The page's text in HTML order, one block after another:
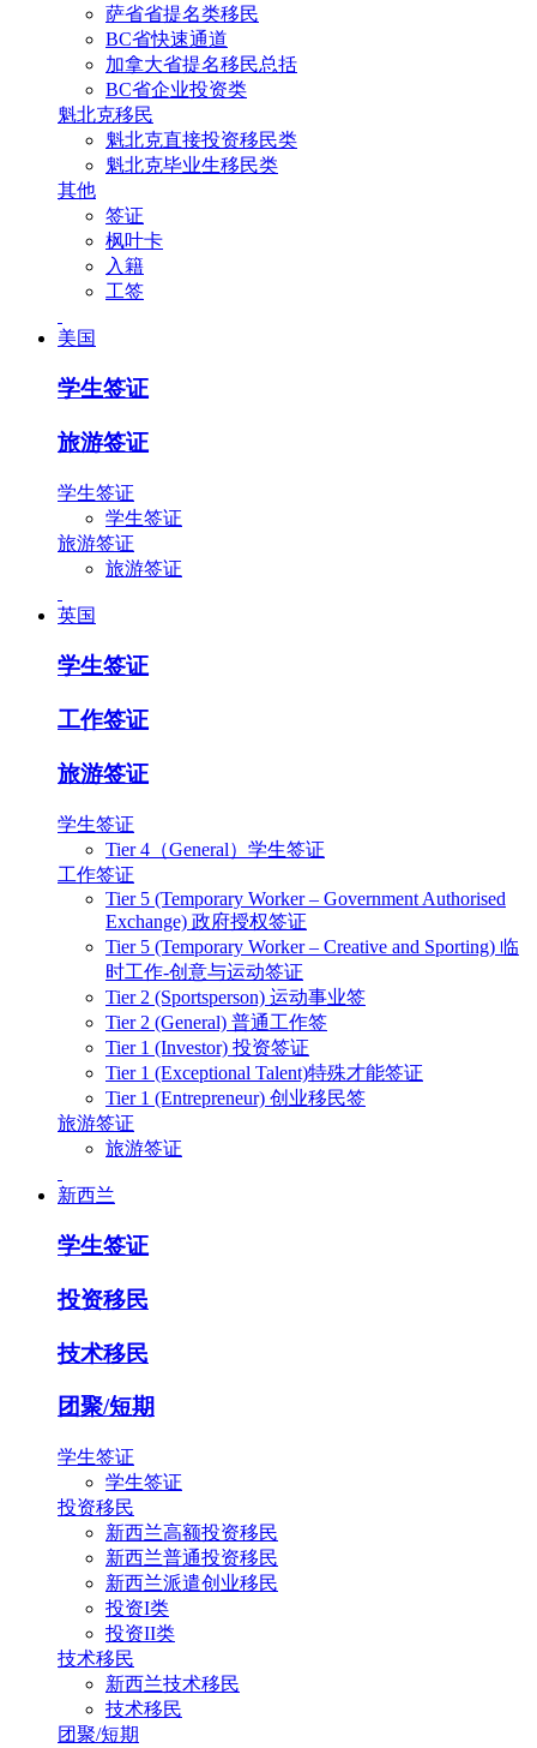
萨省省提名类移民
BC省快速通道
加拿大省提名移民总括
BC省企业投资类
魁北克移民
魁北克直接投资移民类
魁北克毕业生移民类
其他
签证
枫叶卡
入籍
工签
美国
学生签证
旅游签证
学生签证
学生签证
旅游签证
旅游签证
英国
学生签证
工作签证
旅游签证
学生签证
Tier 4（General）学生签证
工作签证
Tier 5 (Temporary Worker – Government Authorised
Exchange) 政府授权签证
Tier 5 (Temporary Worker – Creative and Sporting) 临
时工作-创意与运动签证
Tier 2 (Sportsperson) 运动事业签
Tier 2 (General) 普通工作签
Tier 1 (Investor) 投资签证
Tier 1 (Exceptional Talent)特殊才能签证
Tier 1 (Entrepreneur) 创业移民签
旅游签证
旅游签证
新西兰
学生签证
投资移民
技术移民
团聚/短期
学生签证
学生签证
投资移民
新西兰高额投资移民
新西兰普通投资移民
新西兰派遣创业移民
投资I类
投资II类
技术移民
新西兰技术移民
技术移民
团聚/短期